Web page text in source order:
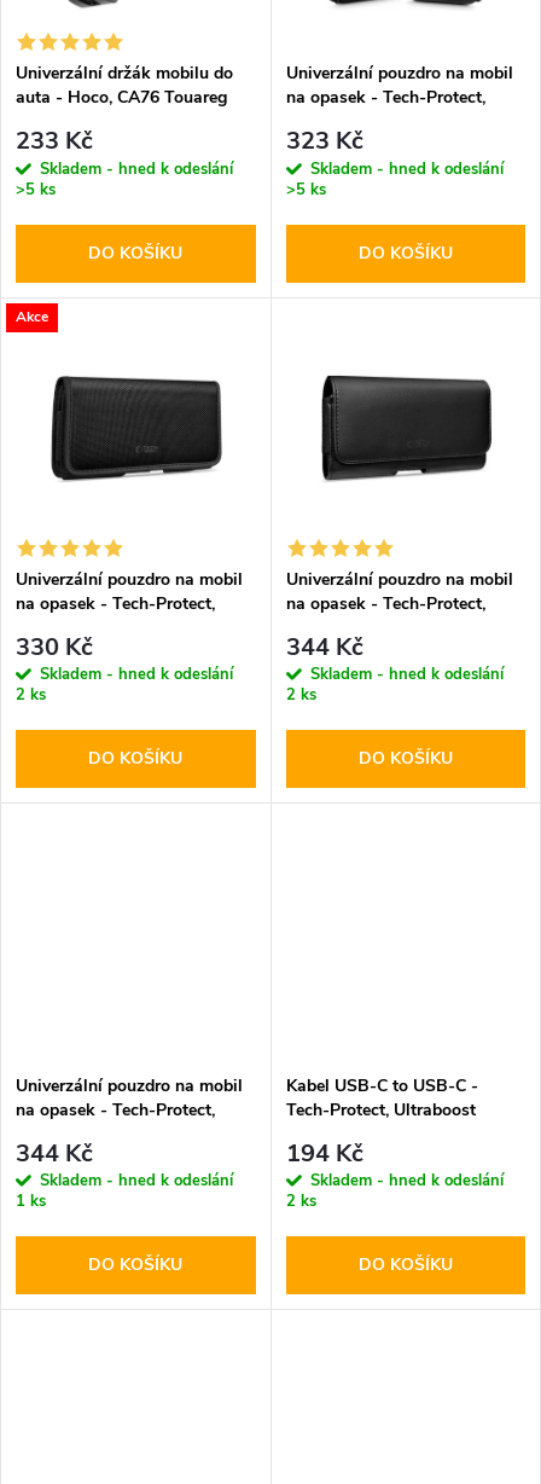
í
p
r
o
d
u
s
p
r
o
d
ů
Univerzální držák mobilu do
auta - Hoco, CA76 Touareg
233 Kč
Skladem - hned k odeslání
>5 ks
DO KOŠÍKU
Univerzální pouzdro na mobil
na opasek - Tech-Protect,
323 Kč
Skladem - hned k odeslání
>5 ks
DO KOŠÍKU
Akce
Univerzální pouzdro na mobil
na opasek - Tech-Protect,
330 Kč
Skladem - hned k odeslání
2 ks
DO KOŠÍKU
Univerzální pouzdro na mobil
na opasek - Tech-Protect,
344 Kč
Skladem - hned k odeslání
2 ks
DO KOŠÍKU
Univerzální pouzdro na mobil
na opasek - Tech-Protect,
344 Kč
Skladem - hned k odeslání
1 ks
DO KOŠÍKU
Kabel USB-C to USB-C -
Tech-Protect, Ultraboost
194 Kč
Skladem - hned k odeslání
2 ks
DO KOŠÍKU